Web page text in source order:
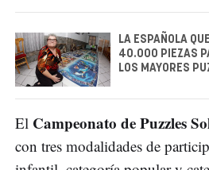
LA ESPAÑOLA
40.000 PIEZAS
LOS MAYORES
El Campeonato de Puzzles
con tres modalidades de